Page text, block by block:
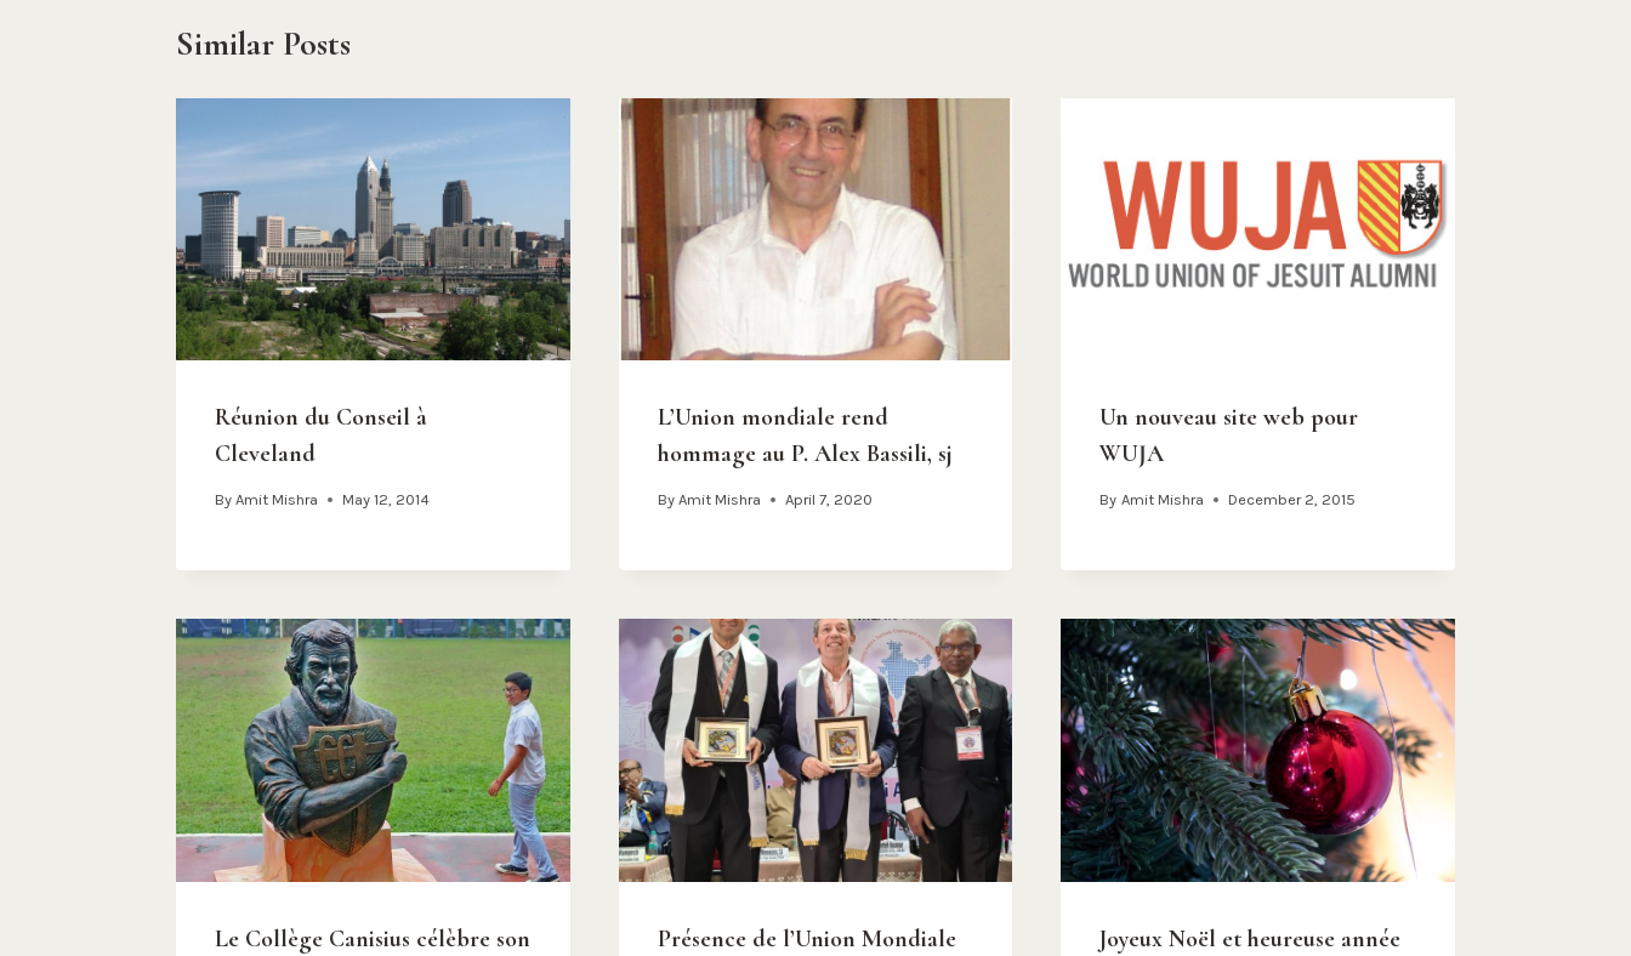
Similar Posts
Réunion du Conseil à
Cleveland
By Amit Mishra May 12, 2014
L’Union mondiale rend
hommage au P. Alex Bassili, sj
By Amit Mishra April 7, 2020
Un nouveau site web pour
WUJA
By Amit Mishra December 2, 2015
Le Collège Canisius célèbre son Présence de l’Union Mondiale Joyeux Noël et heureuse année